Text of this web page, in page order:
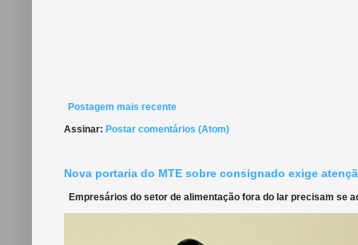
Postagem mais recente
Assinar: Postar comentários (Atom)
Nova portaria do MTE sobre consignado exige
Empresários do setor de alimentação fora do lar precisam se